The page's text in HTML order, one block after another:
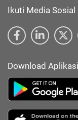
Ikuti Media Sosial
Download